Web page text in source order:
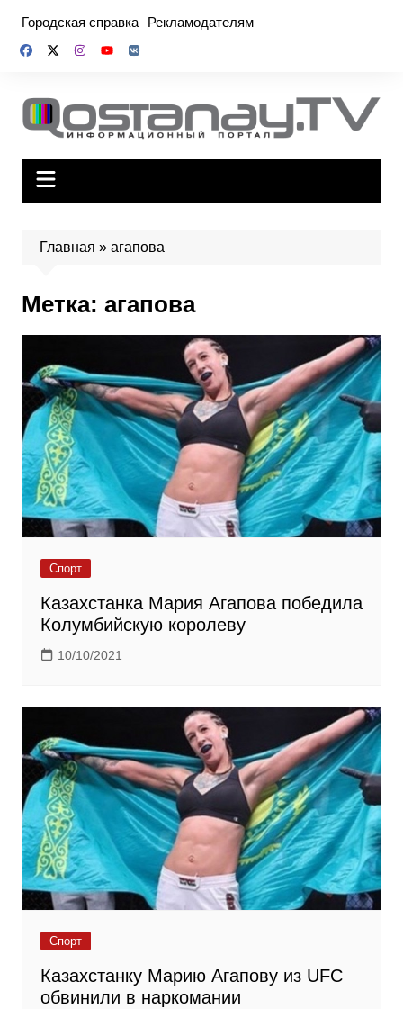
содержимому
Городская справка Рекламодателям
Главная » агапова
Метка: агапова
Спорт
Казахстанка Мария Агапова победила
Колумбийскую королеву
10/10/2021
Спорт
Казахстанку Марию Агапову из UFC
обвинили в наркомании